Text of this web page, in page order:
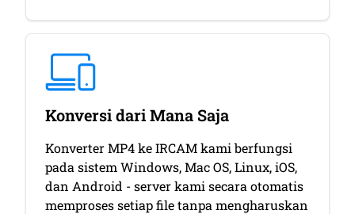
Konversi dari Mana Saja
Konverter MP4 ke IRCAM kami berfungsi
pada sistem Windows, Mac OS, Linux, iOS,
dan Android - server kami secara otomatis
memproses setiap file tanpa mengharuskan